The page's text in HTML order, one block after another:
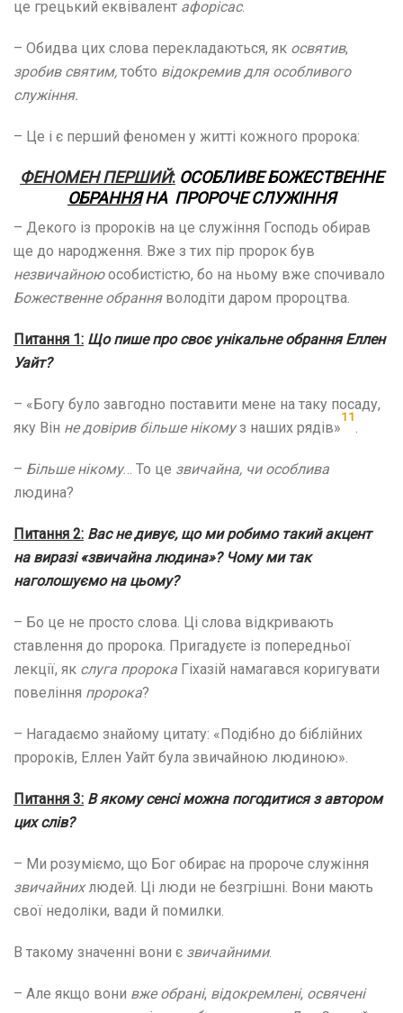
це грецький еквівалент афорісас.
– Обидва цих слова перекладаються, як освятив,
зробив святим, тобто відокремив для особливого
служіння.
– Це і є перший феномен у житті кожного пророка:
ФЕНОМЕН ПЕРШИЙ: ОСОБЛИВЕ БОЖЕСТВЕННЕ
ОБРАННЯНА ПРОРОЧЕ СЛУЖІННЯ
– Декого із пророків на це служіння Господь обирав
ще до народження. Вже з тих пір пророк був
незвичайноюособистістю, бо на ньому вже спочивало
Божественне обранняволодіти даром пророцтва.
Питання 1: Що пише про своє унікальне обрання Еллен
Уайт?
– «Богу було завгодно поставити мене на таку посаду,
яку Він не довірив більше нікомуз наших рядів»
11
.
– Більше нікому… То це звичайна, чи особлива
людина?
Питання 2: Вас не дивує, що ми робимо такий акцент
на виразі «звичайна людина»? Чому ми так
наголошуємо на цьому?
– Бо це не просто слова. Ці слова відкривають
ставлення до пророка. Пригадуєте із попередньої
лекції, як слуга пророка Гіхазій намагався коригувати
повеління пророка?
– Нагадаємо знайому цитату: «Подібно до біблійних
пророків, Еллен Уайт була звичайною людиною».
Питання 3: В якому сенсі можна погодитися з автором
цих слів?
– Ми розуміємо, що Бог обирає на пророче служіння
звичайнихлюдей. Ці люди не безгрішні. Вони мають
свої недоліки, вади й помилки.
В такому значенні вони є звичайними.
– Але якщо вони вже обрані, відокремлені, освячені